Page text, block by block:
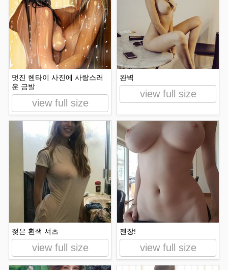
멋진 헨타이 사진에 사랑스러
운 금발
view full size
완벽
view full size
젖은 흰색 셔츠
view full size
젠장!
view full size